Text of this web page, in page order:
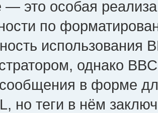
— это особая
по
использования
однако
в форме
но теги в нём